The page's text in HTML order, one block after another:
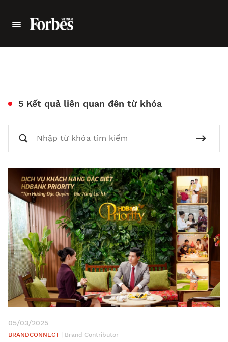
5 Kết quả liên quan đên từ khóa
05/03/2025
BRANDCONNECT | Brand Contributor